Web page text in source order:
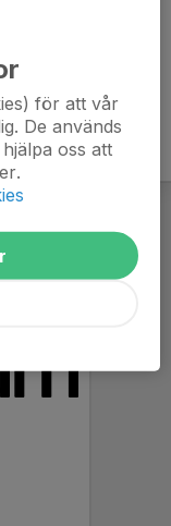
för att vår
De används
oss att